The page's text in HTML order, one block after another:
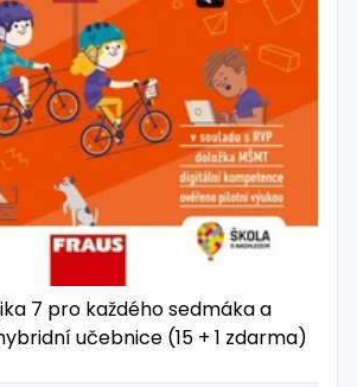
7 pro každého sedmáka a
sedmačku - hybridní učebnice (15 + 1 zdarma)